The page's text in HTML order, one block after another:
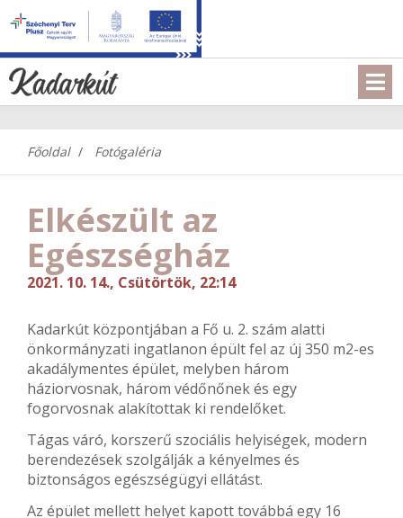
Főoldal Fotógaléria
Elkészült az
Egészségház
2021. 10. 14., Csütörtök, 22:14
Kadarkút központjában a Fő u. 2. szám alatti
önkormányzati ingatlanon épült fel az új 350 m2-es
akadálymentes épület, melyben három
háziorvosnak, három védőnőnek és egy
fogorvosnak alakítottak ki rendelőket.
Tágas váró, korszerű szociális helyiségek, modern
berendezések szolgálják a kényelmes és
biztonságos egészségügyi ellátást.
Az épület mellett helyet kapott továbbá egy 16